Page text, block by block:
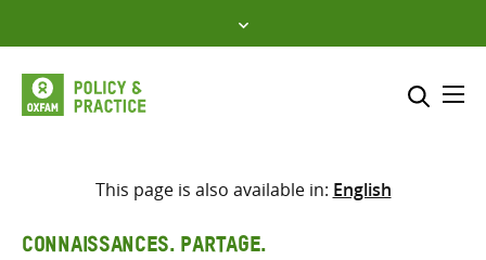
to
content
Sélectionner l’emplacement
Saisir
This page is also available in: English
CONNAISSANCES. PARTAGE.